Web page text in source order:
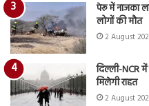
पेरू में नाजका
लोगों की मौत
2 August
दिल्ली-NCR
मिलेगी राहत
2 August